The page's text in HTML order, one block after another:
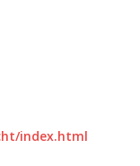
index.html